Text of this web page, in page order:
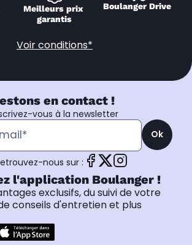
Meilleurs prix
garantis
Boulanger Drive
Voir conditions*
en contact !
vous à la newsletter
Ok
nous sur :
l'application Boulanger !
exclusifs, du suivi de votre
conseils d'entretien et plus